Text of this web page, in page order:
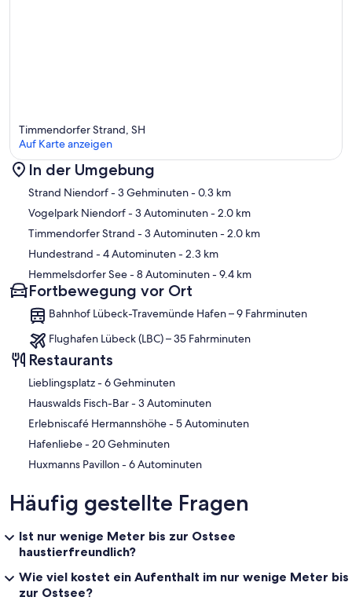
Karte
Timmendorfer Strand, SH
Auf Karte anzeigen
In der Umgebung
Strand Niendorf- 3 Gehminuten- 0.3 km
Vogelpark Niendorf- 3 Autominuten- 2.0 km
Timmendorfer Strand - 3 Autominuten- 2.0 km
Hundestrand - 4 Autominuten- 2.3 km
Hemmelsdorfer See- 8 Autominuten- 9.4 km
Fortbewegung vor Ort
Bahnhof Lübeck-Travemünde Hafen – 9 Fahrminuten
Flughafen Lübeck (LBC) – 35 Fahrminuten
Restaurants
‪Lieblingsplatz - ‬6 Gehminuten
‪Hauswalds Fisch-Bar - ‬3 Autominuten
‪Erlebniscafé Hermannshöhe - ‬5 Autominuten
‪Hafenliebe - ‬20 Gehminuten
‪Huxmanns Pavillon - ‬6 Autominuten
Häufig gestellte Fragen
Ist nur wenige Meter bis zur Ostsee
haustierfreundlich?
Wie viel kostet ein Aufenthalt im nur wenige Meter bis
zur Ostsee?